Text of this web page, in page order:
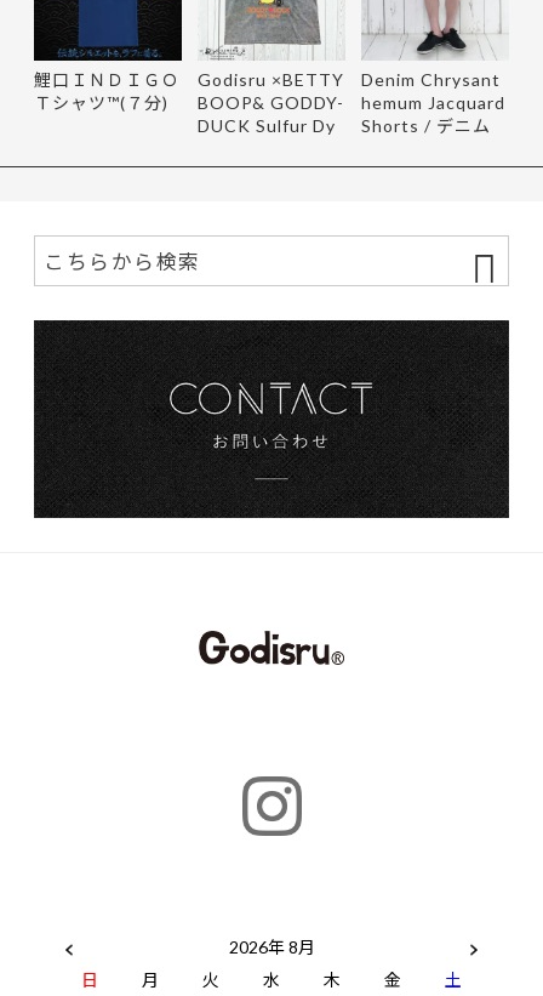
鯉口ＩＮＤＩＧＯ
Ｔシャツ™(７分)
Godisru ×BETTY
BOOP& GODDY-
DUCK Sulfur Dy
Denim Chrysant
hemum Jacquard
Shorts / デニム
2026年 8月
日
月 火 水 木 金 土